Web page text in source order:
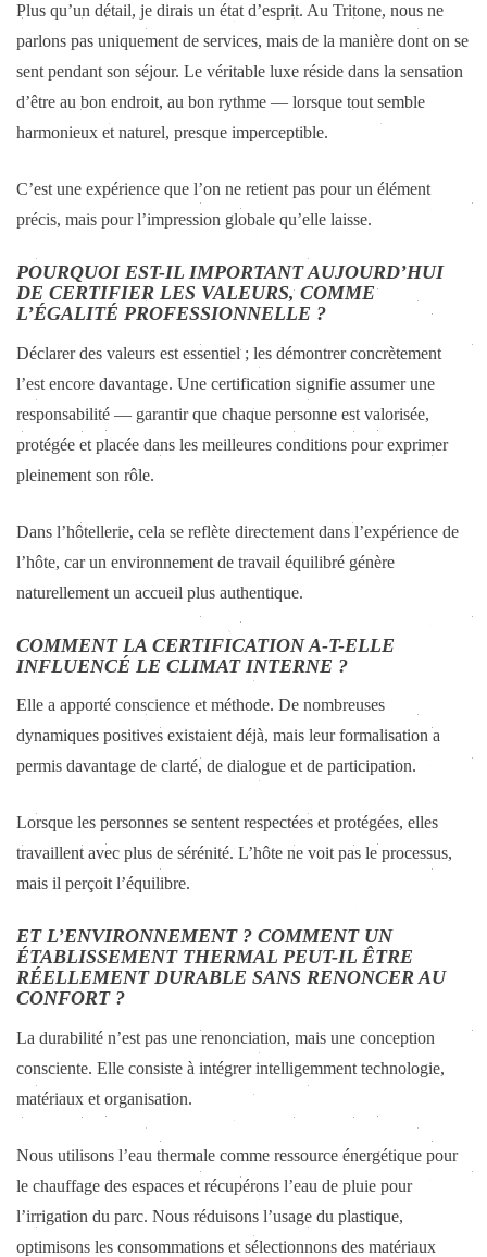
Plus qu’un détail, je dirais un état d’esprit. Au Tritone, nous ne
parlons pas uniquement de services, mais de la manière dont on se
sent pendant son séjour. Le véritable luxe réside dans la sensation
d’être au bon endroit, au bon rythme — lorsque tout semble
harmonieux et naturel, presque imperceptible.
C’est une expérience que l’on ne retient pas pour un élément
précis, mais pour l’impression globale qu’elle laisse.
POURQUOI EST-IL IMPORTANT AUJOURD’HUI
DE CERTIFIER LES VALEURS, COMME
L’ÉGALITÉ PROFESSIONNELLE ?
Déclarer des valeurs est essentiel ; les démontrer concrètement
l’est encore davantage. Une certification signifie assumer une
responsabilité — garantir que chaque personne est valorisée,
protégée et placée dans les meilleures conditions pour exprimer
pleinement son rôle.
Dans l’hôtellerie, cela se reflète directement dans l’expérience de
l’hôte, car un environnement de travail équilibré génère
naturellement un accueil plus authentique.
COMMENT LA CERTIFICATION A-T-ELLE
INFLUENCÉ LE CLIMAT INTERNE ?
Elle a apporté conscience et méthode. De nombreuses
dynamiques positives existaient déjà, mais leur formalisation a
permis davantage de clarté, de dialogue et de participation.
Lorsque les personnes se sentent respectées et protégées, elles
travaillent avec plus de sérénité. L’hôte ne voit pas le processus,
mais il perçoit l’équilibre.
ET L’ENVIRONNEMENT ? COMMENT UN
ÉTABLISSEMENT THERMAL PEUT-IL ÊTRE
RÉELLEMENT DURABLE SANS RENONCER AU
CONFORT ?
La durabilité n’est pas une renonciation, mais une conception
consciente. Elle consiste à intégrer intelligemment technologie,
matériaux et organisation.
Nous utilisons l’eau thermale comme ressource énergétique pour
le chauffage des espaces et récupérons l’eau de pluie pour
l’irrigation du parc. Nous réduisons l’usage du plastique,
optimisons les consommations et sélectionnons des matériaux